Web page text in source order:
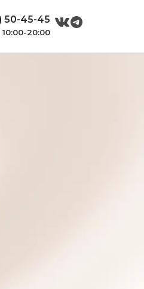
50-45-45
10:00-20:00